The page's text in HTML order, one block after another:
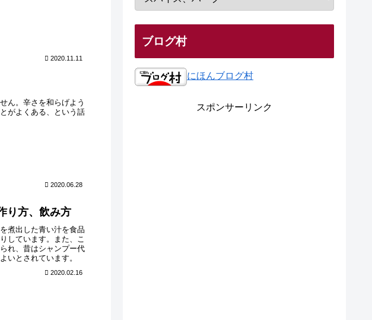
2020.11.11
ん。辛さを和らげよう
がよくある、という話
2020.06.28
り方、飲み方
煮出した青い汁を食品
しています。また、こ
れ、昔はシャンプー代
いとされています。
2020.02.16
ブログ村
にほんブログ村
スポンサーリンク